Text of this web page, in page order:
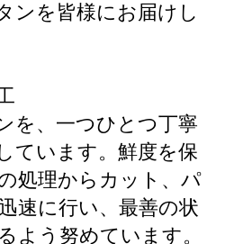
ンを皆様にお届けし
を、一つひとつ丁寧
ています。鮮度を保
処理からカット、パ
速に行い、最善の状
よう努めています。